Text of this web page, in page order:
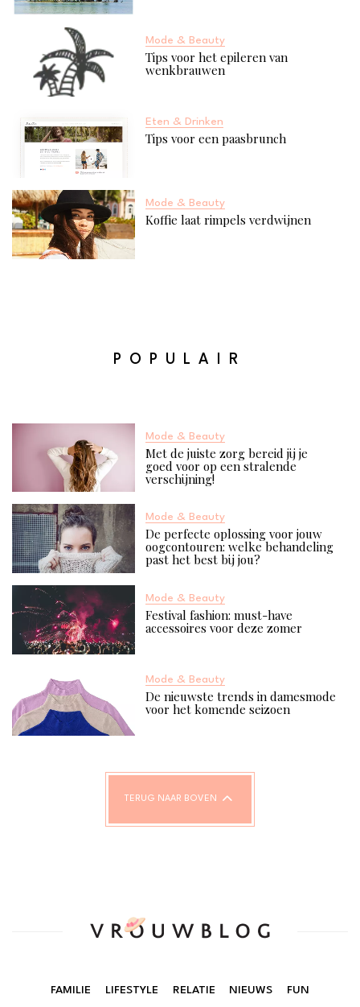
Mode & Beauty
Tips voor het epileren van
wenkbrauwen
Eten & Drinken
Tips voor een paasbrunch
Mode & Beauty
Koffie laat rimpels verdwijnen
POPULAIR
Mode & Beauty
Met de juiste zorg bereid jij je
goed voor op een stralende
verschijning!
Mode & Beauty
De perfecte oplossing voor jouw
oogcontouren: welke behandeling
past het best bij jou?
Mode & Beauty
Festival fashion: must-have
accessoires voor deze zomer
Mode & Beauty
De nieuwste trends in damesmode
voor het komende seizoen
TERUG NAAR BOVEN
FAMILIE LIFESTYLE RELATIE NIEUWS FUN